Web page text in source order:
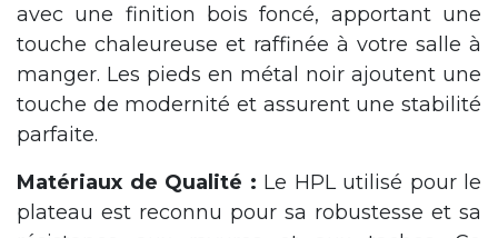
avec une finition bois foncé, apportant une
touche chaleureuse et raffinée à votre salle à
manger. Les pieds en métal noir ajoutent une
touche de modernité et assurent une stabilité
parfaite.
Matériaux de Qualité : Le HPL utilisé pour le
plateau est reconnu pour sa robustesse et sa